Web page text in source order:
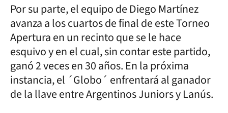
Por su parte, el equipo de Diego Martínez
avanza a los cuartos de final de este Torneo
Apertura en un recinto que se le hace
esquivo y en el cual, sin contar este partido,
ganó 2 veces en 30 años. En la próxima
instancia, el ´Globo´ enfrentará al ganador
de la llave entre Argentinos Juniors y Lanús.